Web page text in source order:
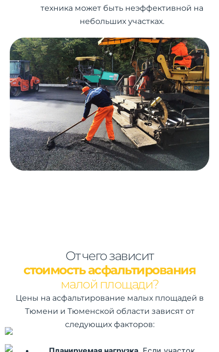
техника может быть неэффективной на
небольших участках.
От чего зависит
стоимость асфальтирования
малой площади?
Цены на асфальтирование малых площадей в
Тюмени и Тюменской области зависят от
следующих факторов: